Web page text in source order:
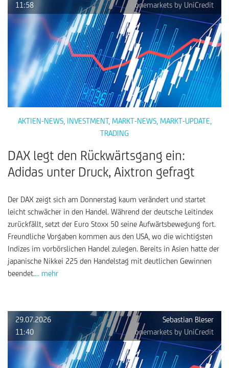
11:58
onemarkets by UniCredit
AKTIEN-NEWS, INVESTMENT, MARKT-NEWS, MARKT-UPDATE
TRADING
DAX legt den Rückwärtsgang ein:
Adidas unter Druck, Aixtron gefragt
Der DAX zeigt sich am Donnerstag kaum verändert und startet
leicht schwächer in den Handel. Während der deutsche Leitindex
zurückfällt, setzt der Euro Stoxx 50 seine Aufwärtsbewegung fort.
Freundliche Vorgaben kommen aus den USA, wo die wichtigsten
Indizes im vorbörslichen Handel zulegen. Bereits in Asien hatte der
japanische Nikkei 225 den Handelstag mit deutlichen Gewinnen
beendet.... mehr
29.07.2026
Sebastian Bleser
11:40
onemarkets by UniCredit